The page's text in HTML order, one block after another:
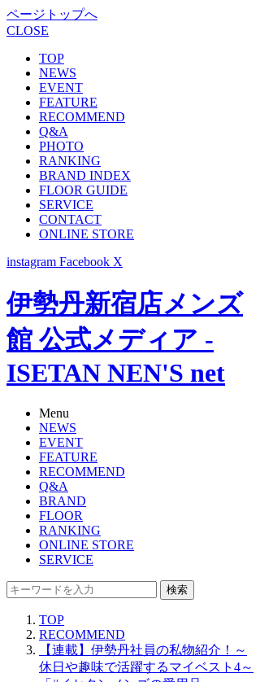
ページトップへ
CLOSE
TOP
NEWS
EVENT
FEATURE
RECOMMEND
Q&A
PHOTO
RANKING
BRAND INDEX
FLOOR GUIDE
SERVICE
CONTACT
ONLINE STORE
instagram Facebook X
伊勢丹新宿店メンズ
館 公式メディア -
ISETAN NEN'S net
Menu
NEWS
EVENT
FEATURE
RECOMMEND
Q&A
BRAND
FLOOR
RANKING
ONLINE STORE
SERVICE
検索
TOP
RECOMMEND
【連載】伊勢丹社員の私物紹介！～
休日や趣味で活躍するマイベスト4～